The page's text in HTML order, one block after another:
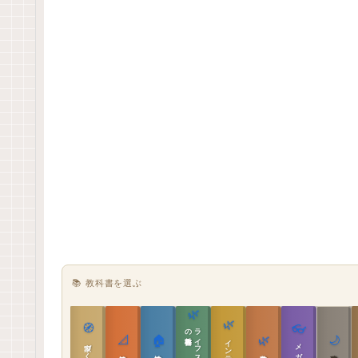
📚 教科書を選ぶ
🧭
📐
実施設計の教科書
🏠
性能設計の教科書
🌿
教科書 🌿
🌿
敷地設計の教科書
👓
🌙
建築思想の教科書